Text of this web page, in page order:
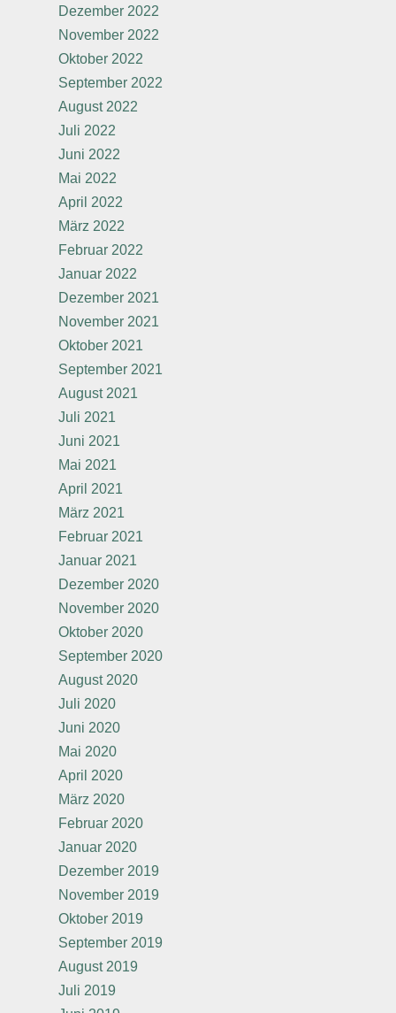
Dezember 2022
November 2022
Oktober 2022
September 2022
August 2022
Juli 2022
Juni 2022
Mai 2022
April 2022
März 2022
Februar 2022
Januar 2022
Dezember 2021
November 2021
Oktober 2021
September 2021
August 2021
Juli 2021
Juni 2021
Mai 2021
April 2021
März 2021
Februar 2021
Januar 2021
Dezember 2020
November 2020
Oktober 2020
September 2020
August 2020
Juli 2020
Juni 2020
Mai 2020
April 2020
März 2020
Februar 2020
Januar 2020
Dezember 2019
November 2019
Oktober 2019
September 2019
August 2019
Juli 2019